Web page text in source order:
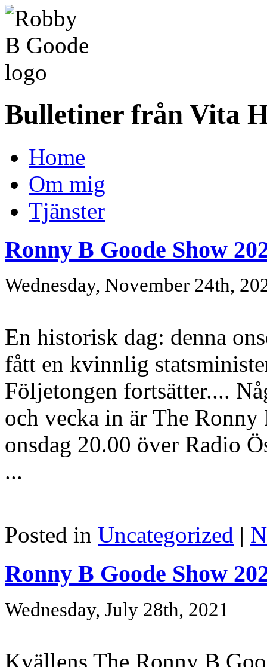
Bulletiner från Vita
Home
Om mig
Tjänster
Ronny B Goode Show
Wednesday, November 24th,
En historisk dag: denna
fått en kvinnlig
Följetongen fortsätter....
och vecka in är The
onsdag 20.00 över Radio
...
Posted in Uncategorized |
Ronny B Goode Show
Wednesday, July 28th, 2021
Kvällens The Ronny B